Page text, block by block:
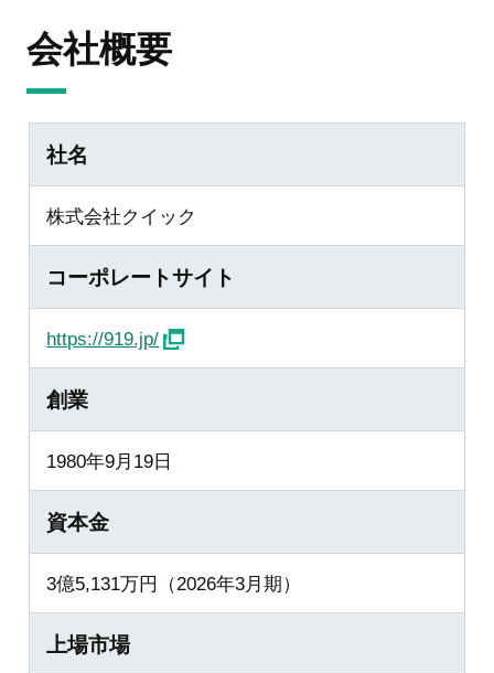
会社概要
社名
株式会社クイック
コーポレートサイト
https://919.jp/
創業
1980年9月19日
資本金
3億5,131万円（2026年3月期）
上場市場